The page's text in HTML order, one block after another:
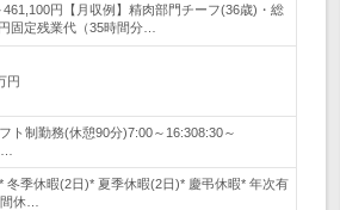
461,100円【月収例】精肉部門チーフ(36歳)・総
固定残業代（35時間分…
円
ト制勤務(休憩90分)7:00～16:308:30～
冬季休暇(2日)* 夏季休暇(2日)* 慶弔休暇* 年次有
休…